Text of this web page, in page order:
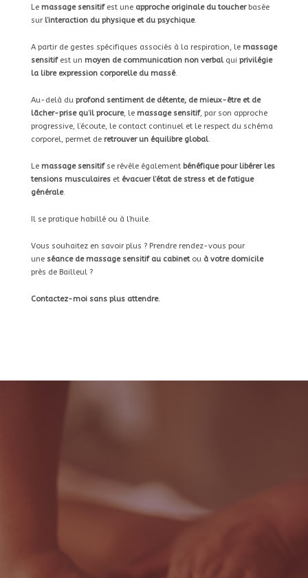
Le massage sensitifest une approche originale du toucherbasée
sur l’interaction du physique et du psychique.
A partir de gestes spécifiques associés à la respiration, le massage
sensitifest un moyen de communication non verbalqui privilégie
la libre expression corporelle du massé.
Au-delà duprofond sentiment de détente, de mieux-être et de
lâcher-prise qu’il procure, le massage sensitif, par son approche
progressive, l’écoute, le contact continuel et le respect du schéma
corporel, permet de retrouver un équilibre global.
Le massage sensitifse révèle également bénéfique pour libérer les
tensions musculaireset évacuer l’état de stress et de fatigue
générale.
Il se pratique habillé ou à l’huile.
Vous souhaitez en savoir plus ? Prendre rendez-vous pour
une séance de massage sensitif au cabinet ouà votre domicile
près de Bailleul ?
Contactez-moi sans plus attendre.